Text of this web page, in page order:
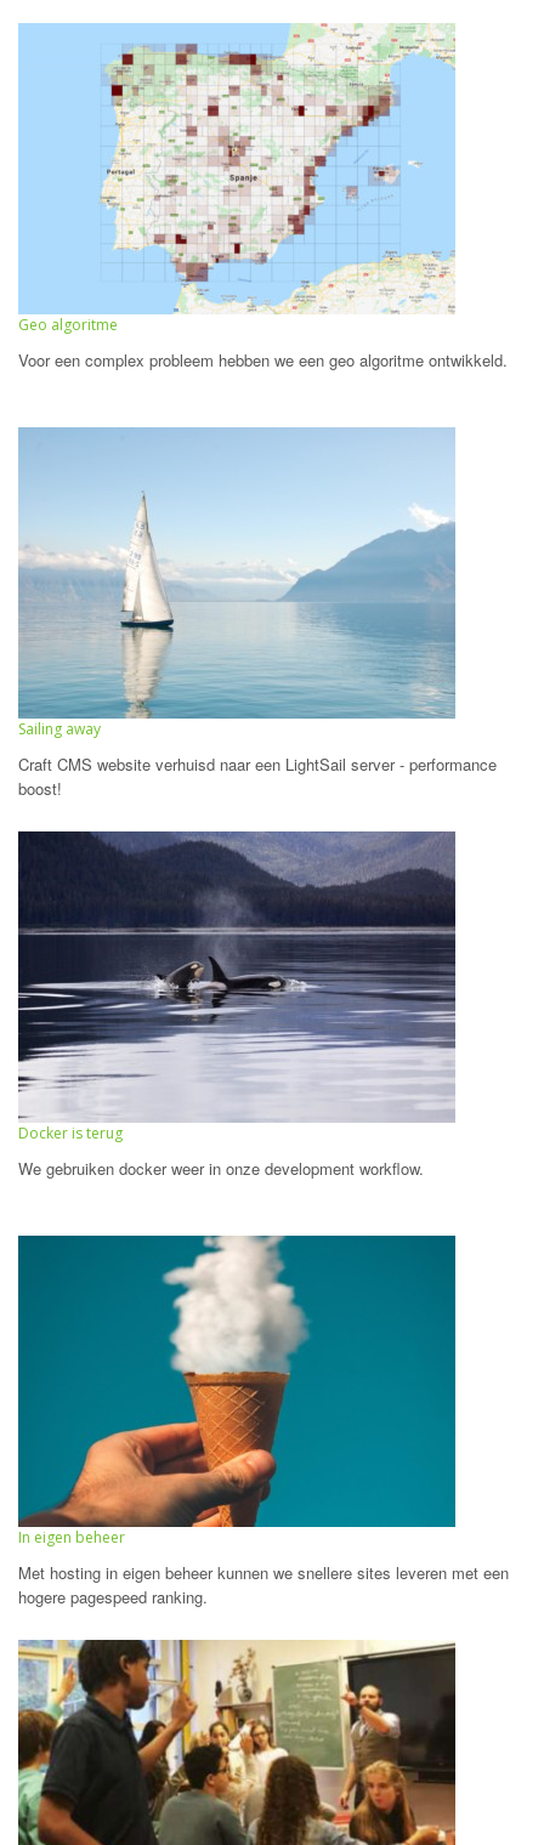
Geo algoritme
Voor een complex probleem hebben we een geo algoritme ontwikkeld.
Sailing away
Craft CMS website verhuisd naar een LightSail server - performance
boost!
Docker is terug
We gebruiken docker weer in onze development workflow.
In eigen beheer
Met hosting in eigen beheer kunnen we snellere sites leveren met een
hogere pagespeed ranking.